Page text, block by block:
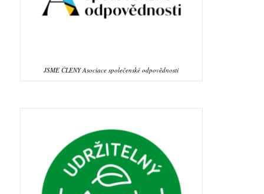
JSME ČLENY Asociace společenské odpovědnosti